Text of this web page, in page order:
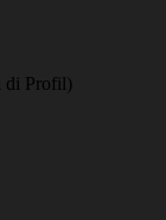
di Profil)